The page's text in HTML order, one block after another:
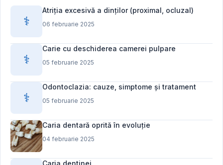
⚕️
Atriția excesivă a dinților (proximal, ocluzal)
06 februarie 2025
⚕️
Carie cu deschiderea camerei pulpare
05 februarie 2025
⚕️
Odontoclazia: cauze, simptome și tratament
05 februarie 2025
Caria dentară oprită în evoluție
04 februarie 2025
Caria dentinei